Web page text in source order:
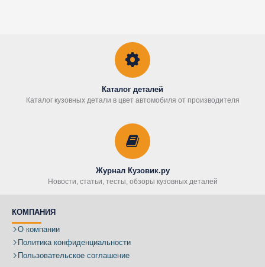
Каталог деталей
Каталог кузовных детали в цвет автомобиля от производителя
Журнал Кузовик.ру
Новости, статьи, тесты, обзоры кузовных деталей
КОМПАНИЯ
О компании
Политика конфиденциальности
Пользовательское соглашение